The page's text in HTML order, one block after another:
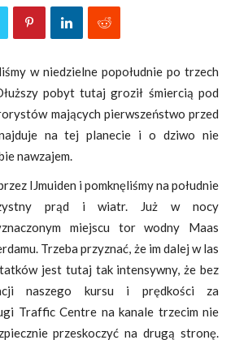
w niedzielne popołudnie po trzech
pobyt tutaj groził śmiercią pod
mających pierwszeństwo przed
na tej planecie i o dziwo nie
nawzajem.
IJmuiden i pomknęliśmy na południe
prąd i wiatr. Już w nocy
miejscu tor wodny Maas
Trzeba przyznać, że im dalej w las
jest tutaj tak intensywny, że bez
naszego kursu i prędkości za
Traffic Centre na kanale trzecim nie
przeskoczyć na drugą stronę.